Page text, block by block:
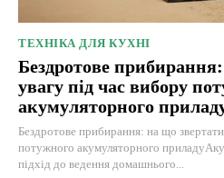
ТЕХНІКА ДЛЯ КУХНІ
Бездротове
увагу під час вибору
акумуляторного
Бездротове прибирання: на що
потужного акумуляторного
підхід до ведення домашнього...